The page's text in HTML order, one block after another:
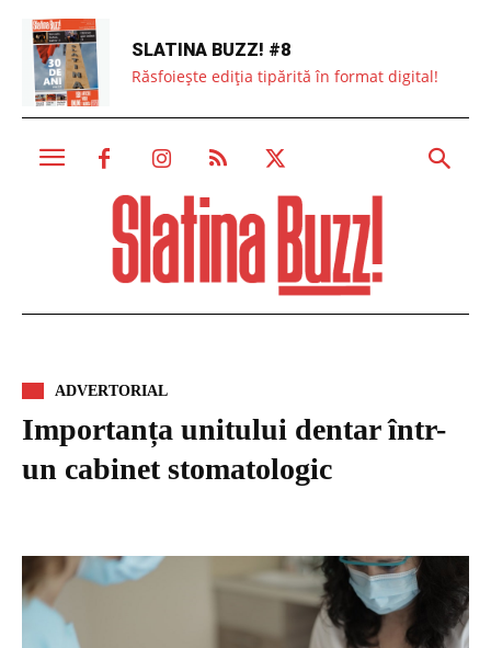
SLATINA BUZZ! #8
Răsfoiește ediția tipărită în format digital!
ADVERTORIAL
Importanța unitului dentar într-
un cabinet stomatologic